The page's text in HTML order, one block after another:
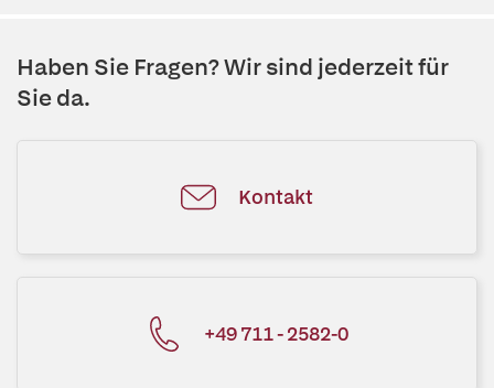
Haben Sie Fragen? Wir sind jederzeit für
Sie da.
Kontakt
+49 711 - 2582-0